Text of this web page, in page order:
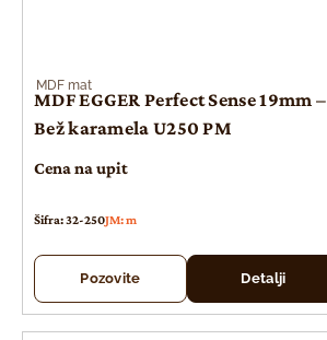
MDF mat
MDF EGGER Perfect Sense 19mm –
Bež karamela U250 PM
Cena na upit
Šifra: 32-250JM: m
Pozovite Detalji